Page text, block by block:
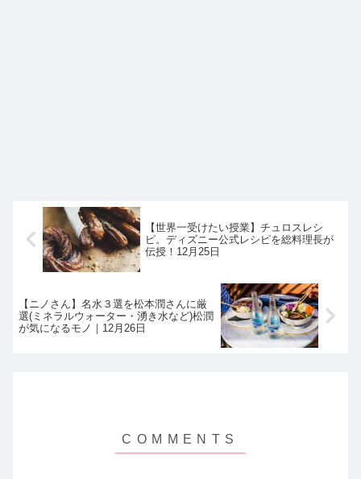
【世界一受けたい授業】チュロスレシ
ピ。ディズニー公式レシピを総料理長が
伝授！12月25日
【ニノさん】名水３選を松本潤さんに厳
選(ミネラルウォーター・湧き水など)松潤
が気になるモノ｜12月26日